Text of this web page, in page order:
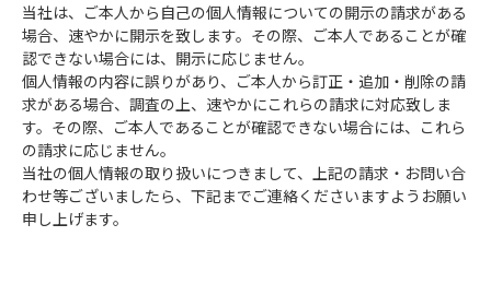
当社は、ご本人から自己の個人情報についての開示の請求がある
場合、速やかに開示を致します。その際、ご本人であることが確
認できない場合には、開示に応じません。
個人情報の内容に誤りがあり、ご本人から訂正・追加・削除の請
求がある場合、調査の上、速やかにこれらの請求に対応致しま
す。その際、ご本人であることが確認できない場合には、これら
の請求に応じません。
当社の個人情報の取り扱いにつきまして、上記の請求・お問い合
わせ等ございましたら、下記までご連絡くださいますようお願い
申し上げます。